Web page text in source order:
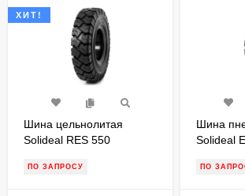
ХИТ!
Шина цельнолитая
Solideal RES 550
буртом для вилочного
ПО ЗАПРОСУ
Шина
Solideal
ПО